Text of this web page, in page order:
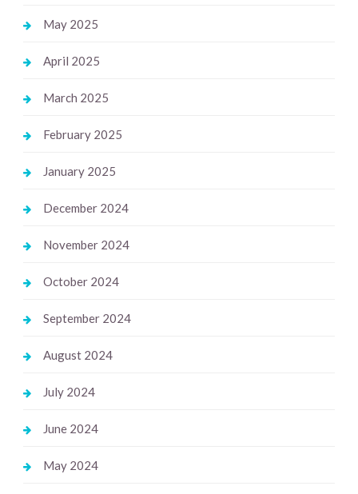
May 2025
April 2025
March 2025
February 2025
January 2025
December 2024
November 2024
October 2024
September 2024
August 2024
July 2024
June 2024
May 2024